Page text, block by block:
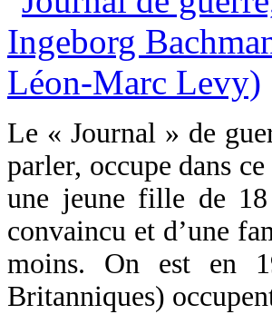
Le « Journal » de
parler, occupe dans
une jeune fille de
convaincu et d’une
moins. On est en
Britanniques)